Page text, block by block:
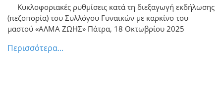
Κυκλοφοριακές ρυθμίσεις κατά τη διεξαγωγή εκδήλωσης
(πεζοπορία) του Συλλόγου Γυναικών με καρκίνο του
μαστού «ΑΛΜΑ ΖΩΗΣ» Πάτρα, 18 Οκτωβρίου 2025
Περισσότερα...